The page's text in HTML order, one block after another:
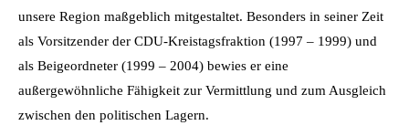
unsere Region maßgeblich mitgestaltet. Besonders in seiner Zeit
als Vorsitzender der CDU-Kreistagsfraktion (1997 – 1999) und
als Beigeordneter (1999 – 2004) bewies er eine
außergewöhnliche Fähigkeit zur Vermittlung und zum Ausgleich
zwischen den politischen Lagern.